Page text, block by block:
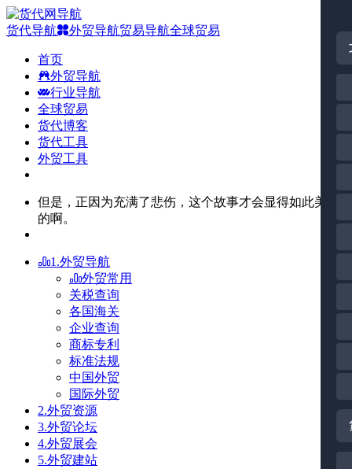
货代导航 外贸导航贸易导航全球贸易
首页
外贸导航
行业导航
全球贸易
货代博客
货代工具
外贸工具
但是，正因为充满了悲伤，这个故事才会显得如此美丽
的啊。
1.外贸导航
外贸常用
关税查询
各国海关
企业查询
商标专利
标准法规
中国外贸
国际外贸
2.外贸资源
3.外贸论坛
4.外贸展会
5.外贸建站